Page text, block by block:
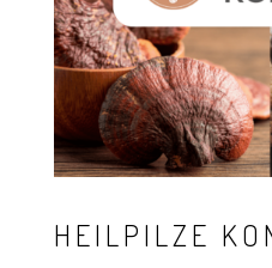
HEILPILZE